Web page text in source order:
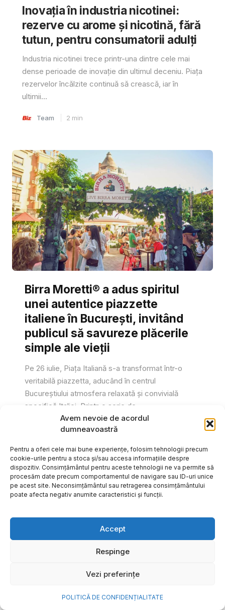
Avem nevoie de acordul
dumneavoastră
Pentru a oferi cele mai bune experiențe, folosim tehnologii precum
cookie-urile pentru a stoca și/sau accesa informațiile despre
dispozitiv. Consimțământul pentru aceste tehnologii ne va permite să
procesăm date precum comportamentul de navigare sau ID-uri unice
pe acest site. Neconsimțământul sau retragerea consimțământului
poate afecta negativ anumite caracteristici și funcții.
Accept
Respinge
Vezi preferințe
POLITICĂ DE CONFIDENȚIALITATE
Inovația în industria nicotinei:
rezerve cu arome și nicotină, fără
tutun, pentru consumatorii adulți
Industria nicotinei trece printr-una dintre cele mai
dense perioade de inovație din ultimul deceniu. Piața
rezervelor încălzite continuă să crească, iar în
ultimii...
Team 2 min
Birra Moretti® a adus spiritul
unei autentice piazzette
italiene în București, invitând
publicul să savureze plăcerile
simple ale vieții
Pe 26 iulie, Piața Italiană s-a transformat într-o
veritabilă piazzetta, aducând în centrul
Bucureștiului atmosfera relaxată și convivială
specifică Italiei. Printr-o serie de...
Gabriel Barliga
frumoase amintiri ale verii într-